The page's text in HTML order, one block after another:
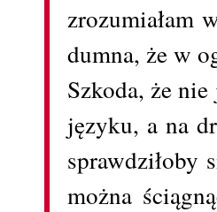
zrozumiałam
dumna, że w
Szkoda, że
języku, a na
sprawdziłoby
można